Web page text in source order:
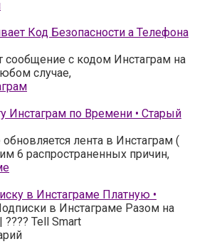
Код Безопасности а Телефона
сообщение с кодом Инстаграм на
случае,
Инстаграм по Времени • Старый
лента в Инстаграм (
6 распространенных причин,
в Инстаграме Платную •
в Инстаграме Разом на
Tell Smart